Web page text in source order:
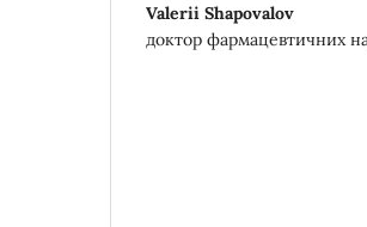
Valerii Shapovalov
доктор фармацевтичних